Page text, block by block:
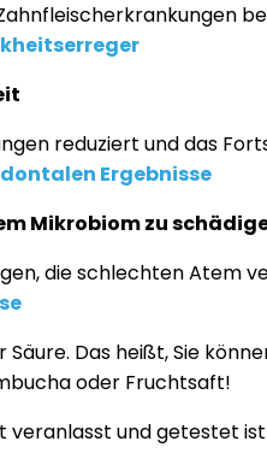
reduziert und das
Ergebnisse
Mikrobiom zu
die schlechten Atem
Das heißt, Sie
oder Fruchtsaft!
veranlasst und getestet